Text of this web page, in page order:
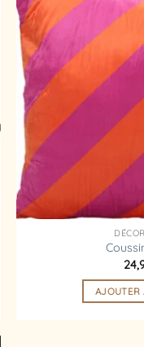
AJOUTER